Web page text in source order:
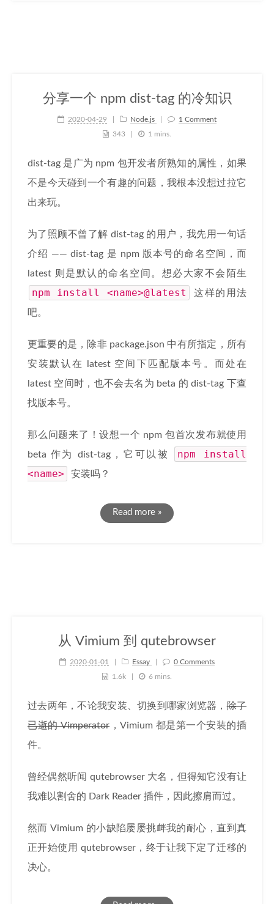
分享一个 npm dist-tag 的冷知识
2020-04-29 Node.js
1 Comment
343
1 mins.
dist-tag 是广为 npm 包开发者所熟知的属性，如果
不是今天碰到一个有趣的问题，我根本没想过拉它
出来玩。
为了照顾不曾了解 dist-tag 的用户，我先用一句话
介绍 —— dist-tag 是 npm 版本号的命名空间，而
latest 则是默认的命名空间。想必大家不会陌生
npm install <name>@latest
这样的用法
吧。
更重要的是，除非 package.json 中有所指定，所有
安装默认在 latest 空间下匹配版本号。而处在
latest 空间时，也不会去名为 beta 的 dist-tag 下查
找版本号。
那么问题来了！设想一个 npm 包首次发布就使用
beta 作为 dist-tag，它可以被
npm install
<name>
安装吗？
Read more »
从 Vimium 到 qutebrowser
2020-01-01 Essay
0 Comments
1.6k
6 mins.
过去两年，不论我安装、切换到哪家浏览器，除了
已逝的 Vimperator，Vimium 都是第一个安装的插
件。
曾经偶然听闻 qutebrowser 大名，但得知它没有让
我难以割舍的 Dark Reader 插件，因此擦肩而过。
然而 Vimium 的小缺陷屡屡挑衅我的耐心，直到真
正开始使用 qutebrowser，终于让我下定了迁移的
决心。